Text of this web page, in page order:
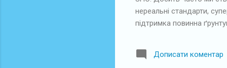
нереальні стандарти,
підтримка повинна
труднощі при підтримці
дитині своє задоволення
Дописати коментар